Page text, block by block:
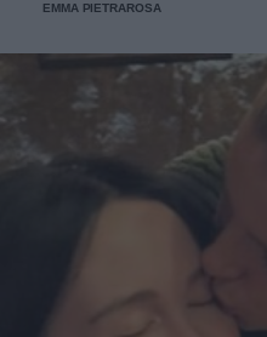
EMMA PIETRAROSA